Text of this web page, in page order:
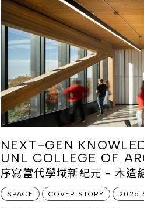
NEXT-GEN
UNL COLLEGE OF
序寫當代學域新紀元 - 木造
SPACE COVER STORY 2026